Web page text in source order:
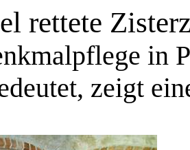
rettete
in
zeigt